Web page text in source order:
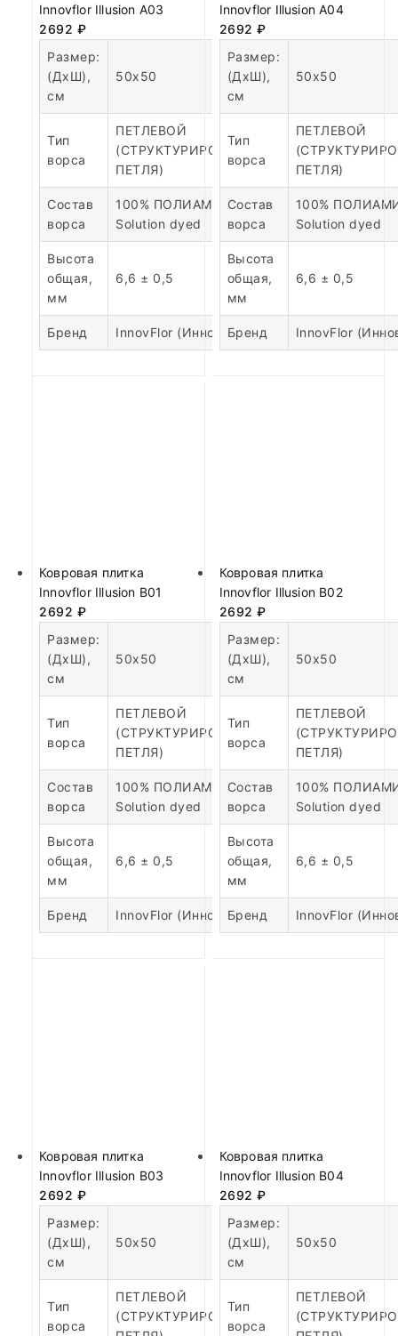
Innovflor Illusion A03
2692 ₽
Размер:
(ДхШ),
см
50х50
Тип
ворса
ПЕТЛЕВОЙ
(СТРУКТУРИРОВАННАЯ
ПЕТЛЯ)
Состав
ворса
100% ПОЛИАМИД
Solution dyed
Высота
общая,
мм
6,6 ± 0,5
Бренд InnovFlor (Инновфлор)
Innovflor Illusion A04
2692 ₽
Размер:
(ДхШ),
см
50х50
Тип
ворса
ПЕТЛЕВОЙ
ПЕТЛЯ)
Состав
ворса
100%
Solution dyed
Высота
общая,
мм
6,6 ± 0,5
Бренд InnovFlor
Ковровая плитка
Innovflor Illusion B01
2692 ₽
Размер:
(ДхШ),
см
50х50
Тип
ворса
ПЕТЛЕВОЙ
(СТРУКТУРИРОВАННАЯ
ПЕТЛЯ)
Состав
ворса
100% ПОЛИАМИД
Solution dyed
Высота
общая,
мм
6,6 ± 0,5
Бренд InnovFlor (Инновфлор)
Ковровая плитка
Innovflor Illusion B02
2692 ₽
Размер:
(ДхШ),
см
50х50
Тип
ворса
ПЕТЛЕВОЙ
ПЕТЛЯ)
Состав
ворса
100%
Solution dyed
Высота
общая,
мм
6,6 ± 0,5
Бренд InnovFlor
Ковровая плитка
Innovflor Illusion B03
2692 ₽
Размер:
(ДхШ),
см
50х50
Тип
ворса
ПЕТЛЕВОЙ
(СТРУКТУРИРОВАННАЯ
Ковровая плитка
Innovflor Illusion B04
2692 ₽
Размер:
(ДхШ),
см
50х50
Тип
ворса
ПЕТЛЕВОЙ